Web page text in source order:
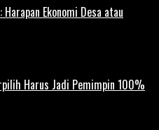
Ekonomi Desa atau
Harus Jadi Pemimpin 100%